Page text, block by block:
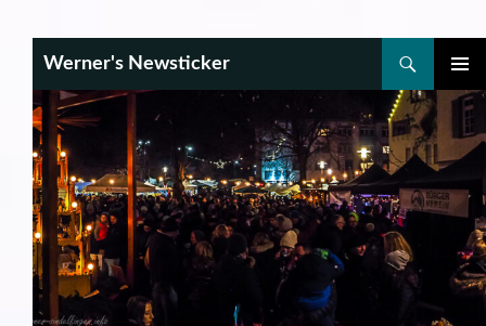
Werner's Newsticker
MENU
TO
CONTENT